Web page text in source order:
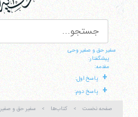
سفیر حق و صفیر وحی
پیشگفتار:
مقدمه:
+ پاسخ اول:
+ پاسخ دوم:
صفحه نخست کتاب‌ها سفیر حق و